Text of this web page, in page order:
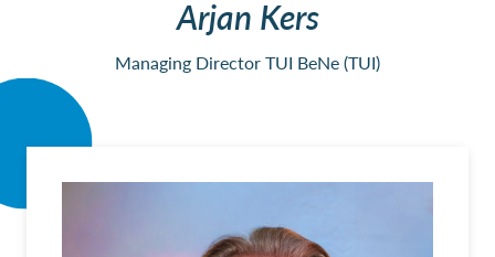
Arjan Kers
Managing Director TUI BeNe (TUI)